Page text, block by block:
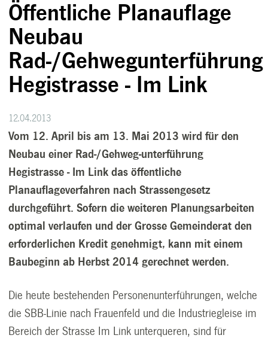
Öffentliche Planauflage
Neubau
Rad-/Gehwegunterführung
Hegistrasse - Im Link
12.04.2013
Vom 12. April bis am 13. Mai 2013 wird für den
Neubau einer Rad-/Gehweg-unterführung
Hegistrasse - Im Link das öffentliche
Planauflageverfahren nach Strassengesetz
durchgeführt. Sofern die weiteren Planungsarbeiten
optimal verlaufen und der Grosse Gemeinderat den
erforderlichen Kredit genehmigt, kann mit einem
Baubeginn ab Herbst 2014 gerechnet werden.
Die heute bestehenden Personenunterführungen, welche
die SBB-Linie nach Frauenfeld und die Industriegleise im
Bereich der Strasse Im Link unterqueren, sind für